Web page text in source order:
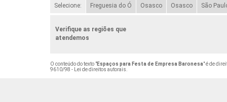
Selecione: Freguesia do Ó Osasco Osasco São
Verifique as regiões que
atendemos
O conteúdo do texto "Espaços para Festa de Empresa Baronesa" é de
9610/98 - Lei de direitos autorais